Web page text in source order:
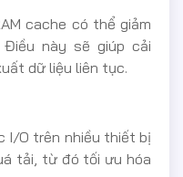
cache có thể giảm
này sẽ giúp cải
dữ liệu liên tục.
I/O trên nhiều thiết bị
tải, từ đó tối ưu hóa